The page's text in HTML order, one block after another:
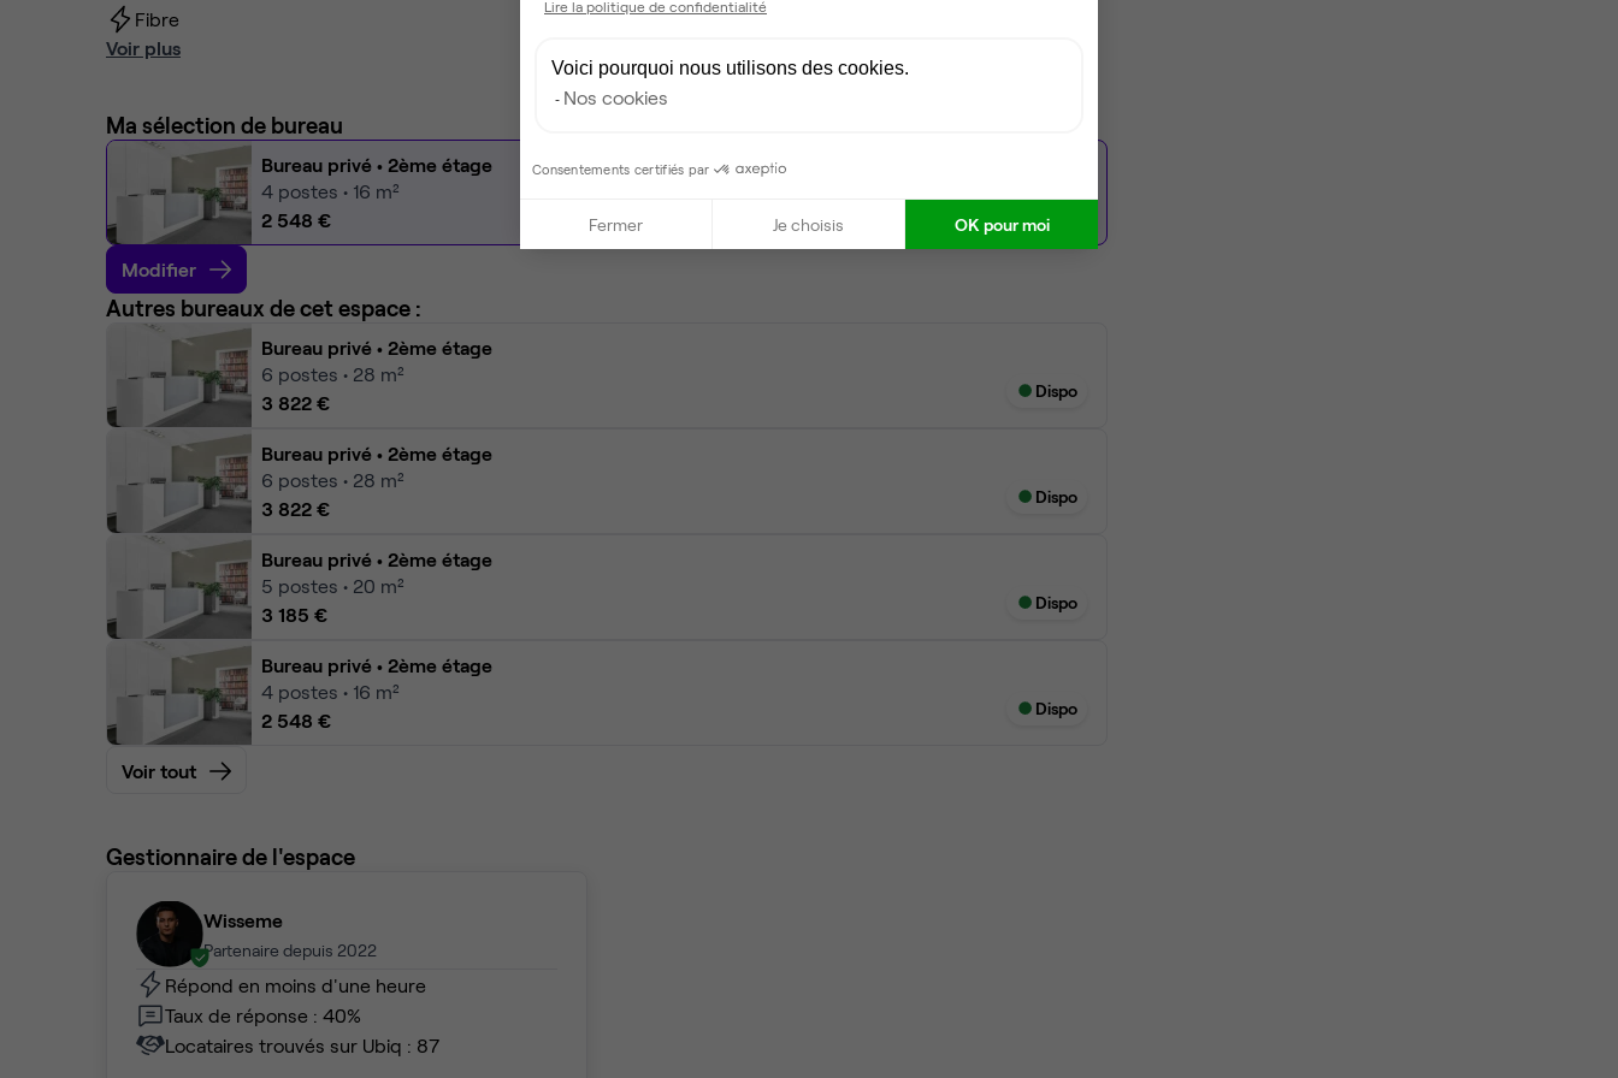
Fibre
Ménage
Voir plus
Ma sélection de bureau
Bureau privé • 2ème étage
4 postes • 16 m²
2 548 €
Modifier
Autres bureaux de cet espace :
Bureau privé • 2ème étage
6 postes • 28 m²
3 822 €
Dispo
Bureau privé • 2ème étage
6 postes • 28 m²
3 822 €
Dispo
Bureau privé • 2ème étage
5 postes • 20 m²
3 185 €
Dispo
Bureau privé • 2ème étage
4 postes • 16 m²
2 548 €
Dispo
Voir tout
Gestionnaire de l'espace
Wisseme
Partenaire depuis 2022
Répond en moins d'une heure
Taux de réponse : 40%
Locataires trouvés sur Ubiq : 87
Lire la politique de confidentialité
Voici pourquoi nous utilisons des cookies.
Nos cookies
Consentements certifiés par
Fermer Je choisis OK pour moi